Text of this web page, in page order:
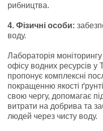
рибництва.
4. Фізичні особи:
воду.
Лабораторія
офісу водних ресурсів у
пропонує комплексні
покращенню якості
свою чергу, допомагає
витрати на добрива та
людей через чисту воду.